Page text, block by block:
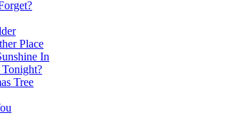
Place
In
Tree